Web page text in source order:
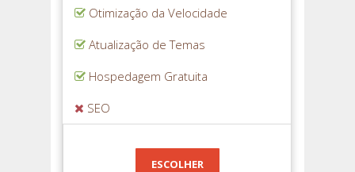
Otimização da Velocidade
Atualização de Temas
Hospedagem Gratuita
SEO
ESCOLHER